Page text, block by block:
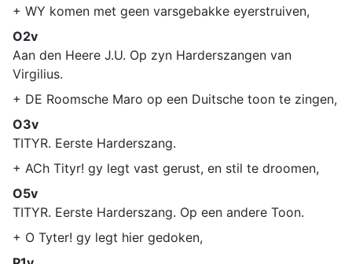
+ WY komen met geen varsgebakke eyerstruiven,
O2v
Aan den Heere J.U. Op zyn Harderszangen van
Virgilius.
+ DE Roomsche Maro op een Duitsche toon te zingen,
O3v
TITYR. Eerste Harderszang.
+ ACh Tityr! gy legt vast gerust, en stil te droomen,
O5v
TITYR. Eerste Harderszang. Op een andere Toon.
+ O Tyter! gy legt hier gedoken,